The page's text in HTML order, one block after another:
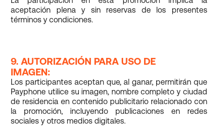
aceptación plena y sin reservas de los presentes
términos y condiciones.
9. AUTORIZACIÓN PARA USO DE
IMAGEN:
Los participantes aceptan que, al ganar, permitirán que
Payphone utilice su imagen, nombre completo y ciudad
de residencia en contenido publicitario relacionado con
la promoción, incluyendo publicaciones en redes
sociales y otros medios digitales.